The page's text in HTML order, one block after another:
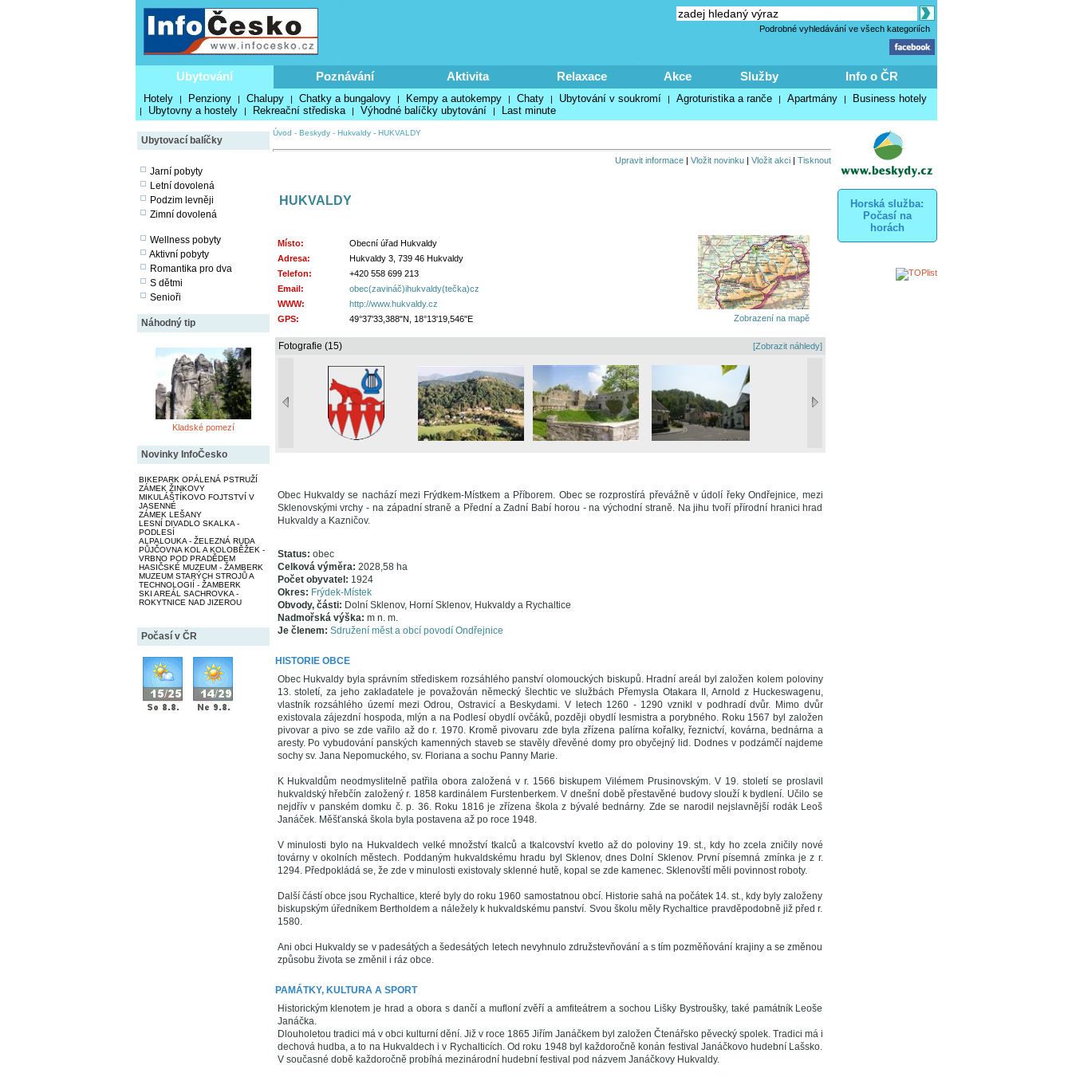
Podrobné vyhledávání ve všech kategoriích
Ubytování Poznávání Aktivita Relaxace Akce Služby Info o ČR
Hotely | Penziony | Chalupy | Chatky a bungalovy | Kempy a autokempy | Chaty | Ubytování v soukromí | Agroturistika a ranče | Apartmány | Business hotely
| Ubytovny a hostely | Rekreační střediska | Výhodné balíčky ubytování | Last minute
Ubytovací balíčky
Jarní pobyty
Letní dovolená
Podzim levněji
Zimní dovolená
Wellness pobyty
Aktivní pobyty
Romantika pro dva
S dětmi
Senioři
Náhodný tip
Kladské pomezí
Novinky InfoČesko
BIKEPARK OPÁLENÁ PSTRUŽÍ
ZÁMEK ŽINKOVY
MIKULÁŠTÍKOVO FOJTSTVÍ V
JASENNÉ
ZÁMEK LEŠANY
LESNÍ DIVADLO SKALKA -
PODLESÍ
ALPALOUKA - ŽELEZNÁ RUDA
PŮJČOVNA KOL A KOLOBĚŽEK -
VRBNO POD PRADĚDEM
HASIČSKÉ MUZEUM - ŽAMBERK
MUZEUM STARÝCH STROJŮ A
TECHNOLOGIÍ - ŽAMBERK
SKI AREÁL SACHROVKA -
ROKYTNICE NAD JIZEROU
Počasí v ČR
Úvod - Beskydy- Hukvaldy- HUKVALDY
Upravit informace| Vložit novinku| Vložit akci| Tisknout
HUKVALDY
Místo:
Obecní úřad Hukvaldy
Adresa:
Hukvaldy 3, 739 46 Hukvaldy
Telefon:
+420 558 699 213
Email:
obec(zavináč)ihukvaldy(tečka)cz
WWW:
http://www.hukvaldy.cz
GPS:
49°37'33,388"N, 18°13'19,546"E Zobrazení na mapě
Fotografie (15) [Zobrazit náhledy]
Obec Hukvaldy se nachází mezi Frýdkem-Místkem a Příborem. Obec se rozprostírá převážně v údolí řeky Ondřejnice, mezi
Sklenovskými vrchy - na západní straně a Přední a Zadní Babí horou - na východní straně. Na jihu tvoří přírodní hranici hrad
Hukvaldy a Kazničov.
Status: obec
Celková výměra: 2028,58 ha
Počet obyvatel: 1924
Okres: Frýdek-Místek
Obvody, části: Dolní Sklenov, Horní Sklenov, Hukvaldy a Rychaltice
Nadmořská výška: m n. m.
Je členem: Sdružení měst a obcí povodí Ondřejnice
HISTORIE OBCE
Obec Hukvaldy byla správním střediskem rozsáhlého panství olomouckých biskupů. Hradní areál byl založen kolem poloviny
13. století, za jeho zakladatele je považován německý šlechtic ve službách Přemysla Otakara II, Arnold z Huckeswagenu,
vlastník rozsáhlého území mezi Odrou, Ostravicí a Beskydami. V letech 1260 - 1290 vznikl v podhradí dvůr. Mimo dvůr
existovala zájezdní hospoda, mlýn a na Podlesí obydlí ovčáků, později obydlí lesmistra a porybného. Roku 1567 byl založen
pivovar a pivo se zde vařilo až do r. 1970. Kromě pivovaru zde byla zřízena palírna kořalky, řeznictví, kovárna, bednárna a
aresty. Po vybudování panských kamenných staveb se stavěly dřevěné domy pro obyčejný lid. Dodnes v podzámčí najdeme
sochy sv. Jana Nepomuckého, sv. Floriana a sochu Panny Marie.
K Hukvaldům neodmyslitelně patřila obora založená v r. 1566 biskupem Vilémem Prusinovským. V 19. století se proslavil
hukvaldský hřebčín založený r. 1858 kardinálem Furstenberkem. V dnešní době přestavěné budovy slouží k bydlení. Učilo se
nejdřív v panském domku č. p. 36. Roku 1816 je zřízena škola z bývalé bednárny. Zde se narodil nejslavnější rodák Leoš
Janáček. Měšťanská škola byla postavena až po roce 1948.
V minulosti bylo na Hukvaldech velké množství tkalců a tkalcovství kvetlo až do poloviny 19. st., kdy ho zcela zničily nové
továrny v okolních městech. Poddaným hukvaldskému hradu byl Sklenov, dnes Dolní Sklenov. První písemná zmínka je z r.
1294. Předpokládá se, že zde v minulosti existovaly sklenné hutě, kopal se zde kamenec. Sklenovští měli povinnost roboty.
Další částí obce jsou Rychaltice, které byly do roku 1960 samostatnou obcí. Historie sahá na počátek 14. st., kdy byly založeny
biskupským úředníkem Bertholdem a náležely k hukvaldskému panství. Svou školu měly Rychaltice pravděpodobně již před r.
1580.
Ani obci Hukvaldy se v padesátých a šedesátých letech nevyhnulo združstevňování a s tím pozměňování krajiny a se změnou
způsobu života se změnil i ráz obce.
PAMÁTKY, KULTURA A SPORT
Historickým klenotem je hrad a obora s dančí a mufloní zvěří a amfiteátrem a sochou Lišky Bystroušky, také památník Leoše
Janáčka.
Dlouholetou tradici má v obci kulturní dění. Již v roce 1865 Jiřím Janáčkem byl založen Čtenářsko pěvecký spolek. Tradici má i
dechová hudba, a to na Hukvaldech i v Rychalticích. Od roku 1948 byl každoročně konán festival Janáčkovo hudební Lašsko.
V současné době každoročně probíhá mezinárodní hudební festival pod názvem Janáčkovy Hukvaldy.
Horská služba:
Počasí na
horách